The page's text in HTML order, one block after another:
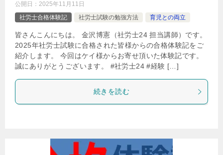
公開日： 2025年11月11日
社労士合格体験記
社労士試験の勉強方法 育児との両立
皆さんこんにちは。 金沢博憲（社労士24 担当講師）です。
2025年社労士試験に合格された皆様からの合格体験記をご
紹介します。 今回はケイ様からお寄せ頂いた体験記です。
誠にありがとうございます。 #社労士24 #経験 […]
続きを読む